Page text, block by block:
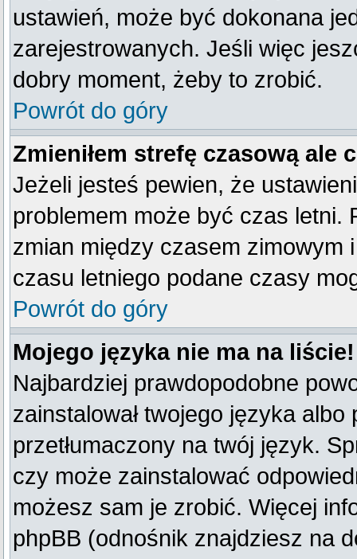
ustawień, może być dokonana
zarejestrowanych. Jeśli więc
dobry moment, żeby to zrobić.
Powrót do góry
Zmieniłem strefę czasową ale
Jeżeli jesteś pewien, że
problemem może być czas letni.
zmian między czasem zimowym
czasu letniego podane czasy
Powrót do góry
Mojego języka nie ma na liście!
Najbardziej prawdopodobne
zainstalował twojego języka
przetłumaczony na twój język.
czy może zainstalować
możesz sam je zrobić. Więcej
phpBB (odnośnik znajdziesz na